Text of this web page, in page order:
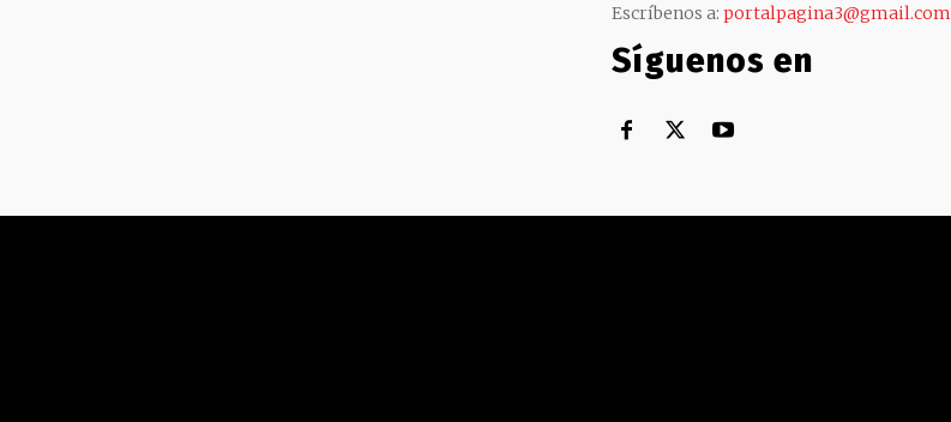
Escríbenos a: portalpagina3@gmail.com
Síguenos en